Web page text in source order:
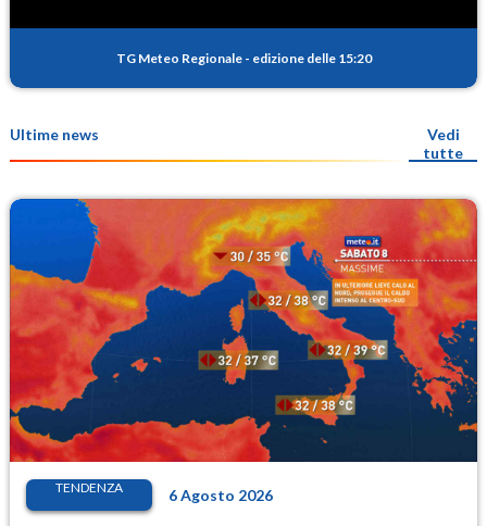
TG Meteo Regionale - edizione delle 15:20
Ultime news
Vedi
tutte
TENDENZA 6 Agosto 2026